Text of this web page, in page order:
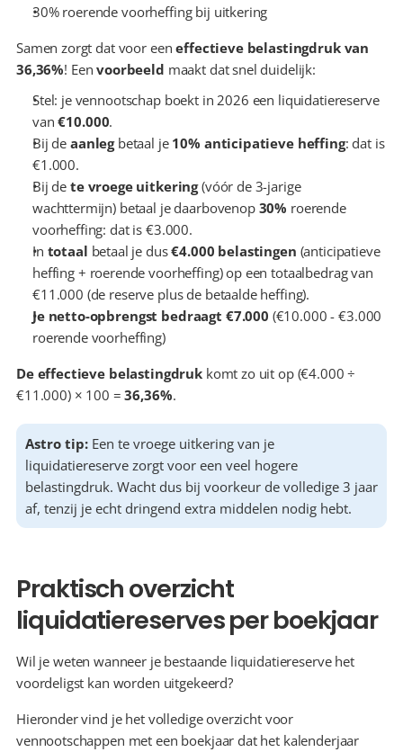
30% roerende voorheffing bij uitkering
Samen zorgt dat voor een effectieve belastingdruk van
36,36%! Een voorbeeld maakt dat snel duidelijk:
Stel: je vennootschap boekt in 2026 een liquidatiereserve
van €10.000.
Bij de aanleg betaal je 10% anticipatieve heffing: dat is
€1.000.
Bij de te vroege uitkering (vóór de 3-jarige
wachttermijn) betaal je daarbovenop 30% roerende
voorheffing: dat is €3.000.
In totaal betaal je dus €4.000 belastingen (anticipatieve
heffing + roerende voorheffing) op een totaalbedrag van
€11.000 (de reserve plus de betaalde heffing).
Je netto-opbrengst bedraagt €7.000 (€10.000 - €3.000
roerende voorheffing)
De effectieve belastingdruk komt zo uit op (€4.000 ÷
€11.000) × 100 = 36,36%.
Astro tip: Een te vroege uitkering van je
liquidatiereserve zorgt voor een veel hogere
belastingdruk. Wacht dus bij voorkeur de volledige 3 jaar
af, tenzij je echt dringend extra middelen nodig hebt.
Praktisch overzicht
liquidatiereserves per boekjaar
Wil je weten wanneer je bestaande liquidatiereserve het
voordeligst kan worden uitgekeerd?
Hieronder vind je het volledige overzicht voor
vennootschappen met een boekjaar dat het kalenderjaar